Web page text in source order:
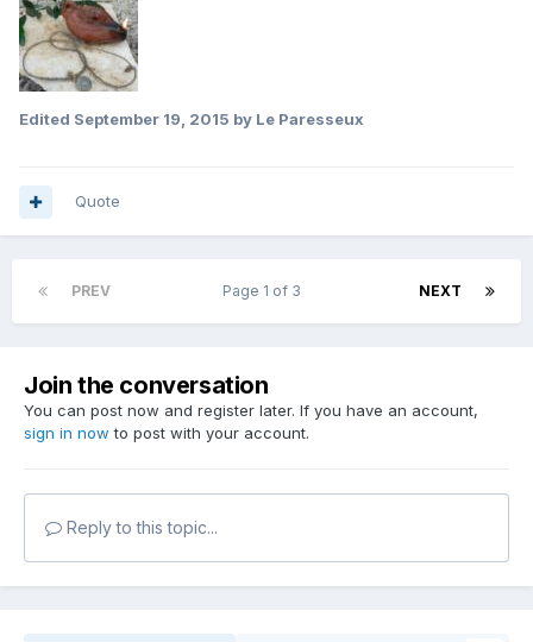
Edited September 19, 2015 by Le Paresseux
Quote
PREV NEXT
Page 1 of 3
Join the conversation
You can post now and register later. If you have an account,
sign in now to post with your account.
Reply to this topic...